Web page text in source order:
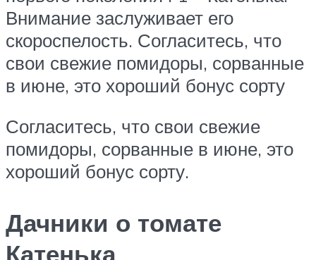
Внимание заслуживает его
скороспелость. Согласитесь, что
свои свежие помидоры, сорванные
в июне, это хороший бонус сорту
Согласитесь, что свои свежие
помидоры, сорванные в июне, это
хороший бонус сорту.
Дачники о томате
Катенька